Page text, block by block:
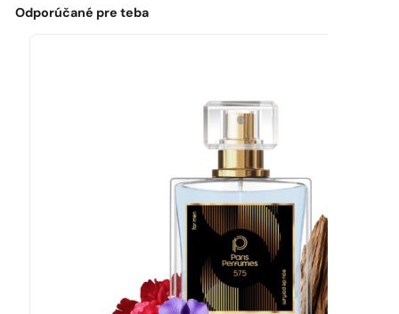
zadarmo
ti
Odporúčané pre teba